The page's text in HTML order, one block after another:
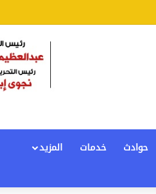
حوادث خدمات
المزيد